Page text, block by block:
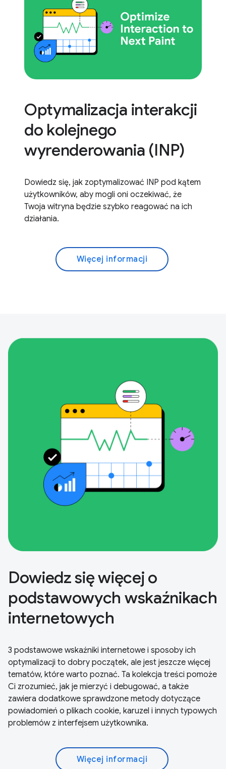
Optymalizacja interakcji
do kolejnego
wyrenderowania (INP)
Dowiedz się, jak zoptymalizować INP pod kątem
użytkowników, aby mogli oni oczekiwać, że
Twoja witryna będzie szybko reagować na ich
działania.
Więcej informacji
Dowiedz się więcej o
podstawowych wskaźnikach
internetowych
3 podstawowe wskaźniki internetowe i sposoby ich
optymalizacji to dobry początek, ale jest jeszcze więcej
tematów, które warto poznać. Ta kolekcja treści pomoże
Ci zrozumieć, jak je mierzyć i debugować, a także
zawiera dodatkowe sprawdzone metody dotyczące
powiadomień o plikach cookie, karuzel i innych typowych
problemów z interfejsem użytkownika.
Więcej informacji